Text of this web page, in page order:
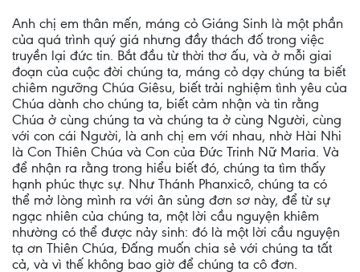
Anh chị em thân mến, máng cỏ Giáng Sinh là một phần
của quá trình quý giá nhưng đầy thách đố trong việc
truyền lại đức tin. Bắt đầu từ thời thơ ấu, và ở mỗi giai
đoạn của cuộc đời chúng ta, máng cỏ dạy chúng ta biết
chiêm ngưỡng Chúa Giêsu, biết trải nghiệm tình yêu của
Chúa dành cho chúng ta, biết cảm nhận và tin rằng
Chúa ở cùng chúng ta và chúng ta ở cùng Người, cùng
với con cái Người, là anh chị em với nhau, nhờ Hài Nhi
là Con Thiên Chúa và Con của Đức Trinh Nữ Maria. Và
để nhận ra rằng trong hiểu biết đó, chúng ta tìm thấy
hạnh phúc thực sự. Như Thánh Phanxicô, chúng ta có
thể mở lòng mình ra với ân sủng đơn sơ này, để từ sự
ngạc nhiên của chúng ta, một lời cầu nguyện khiêm
nhường có thể được nảy sinh: đó là một lời cầu nguyện
tạ ơn Thiên Chúa, Đấng muốn chia sẻ với chúng ta tất
cả, và vì thế không bao giờ để chúng ta cô đơn.